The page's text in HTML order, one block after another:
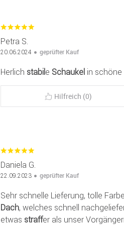
Petra S.
20.06.2024 geprüfter Kauf
Herlich stabile Schaukel in schöne
Hilfreich (0)
Daniela G.
22.09.2023 geprüfter Kauf
Sehr schnelle Lieferung, tolle
Dach, welches schnell
etwas straffer als unser